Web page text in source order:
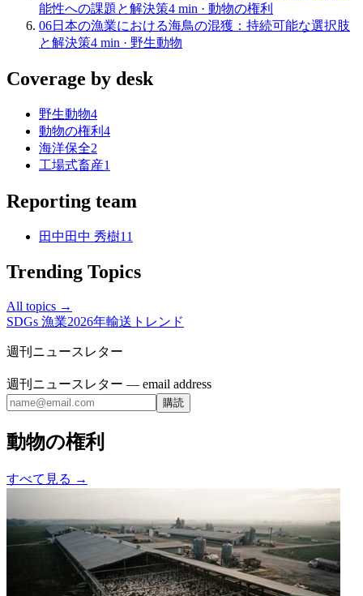
能性への課題と解決策4 min · 動物の権利
06日本の漁業における海鳥の混獲：持続可能な選択肢
と解決策4 min · 野生動物
Coverage by desk
野生動物4
動物の権利 4
海洋保全2
工場式畜産1
Reporting team
田中 田中 秀樹11
Trending Topics
All topics →
SDGs 漁業2026年輸送トレンド
週刊ニュースレター
週刊ニュースレター — email address
購読
動物の権利
すべて見る →